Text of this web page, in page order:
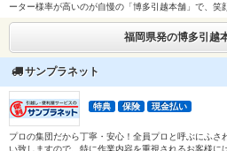
ーター様率が高いのが自慢の「博多引越本舗」で、笑
福岡県発の博多引越
サンプラネット
特典 保険 現金払い
プロの集団だから丁寧・安心！全員プロと呼ぶにふさ
い致しますので、特に作業内容を重視されるお客様に